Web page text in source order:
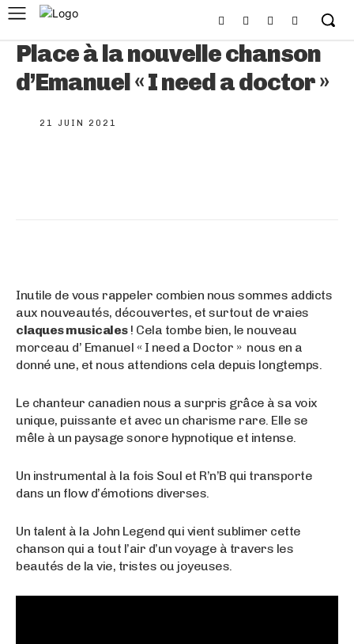
Place à la nouvelle chanson
d’Emanuel « I need a doctor »
21 JUIN 2021
Inutile de vous rappeler combien nous sommes addicts
aux nouveautés, découvertes, et surtout de vraies
claques musicales! Cela tombe bien, le nouveau
morceau d’ Emanuel « I need a Doctor » nous en a
donné une, et nous attendions cela depuis longtemps.
Le chanteur canadien nous a surpris grâce à sa voix
unique, puissante et avec un charisme rare. Elle se
mêle à un paysage sonore hypnotique et intense.
Un instrumental à la fois Soul et R’n’B qui transporte
dans un flow d’émotions diverses.
Un talent à la John Legend qui vient sublimer cette
chanson qui a tout l’air d’un voyage à travers les
beautés de la vie, tristes ou joyeuses.